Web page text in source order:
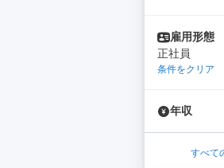
雇用形態
正社員
条件をクリア
年収
すべて